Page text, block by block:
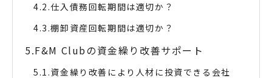
仕入債務回転期間は適切か？
棚卸資産回転期間は適切か？
F&M Clubの資金繰り改善サポート
資金繰り改善により人材に投資できる会社